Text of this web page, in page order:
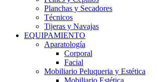
Planchas y Secadores
Técnicos
Tijeras y Navajas
EQUIPAMIENTO
Aparatología
Corporal
Facial
Mobiliario Peluqueria y Estética
Mobiliario Estética